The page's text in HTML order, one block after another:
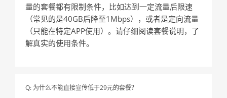
量的套餐都有限制条件，比如达到一定流量后限速
（常见的是40GB后降至1Mbps），或者是定向流量
（只能在特定APP使用）。请仔细阅读套餐说明，了
解真实的使用条件。
Q: 为什么不能直接宣传低于29元的套餐？